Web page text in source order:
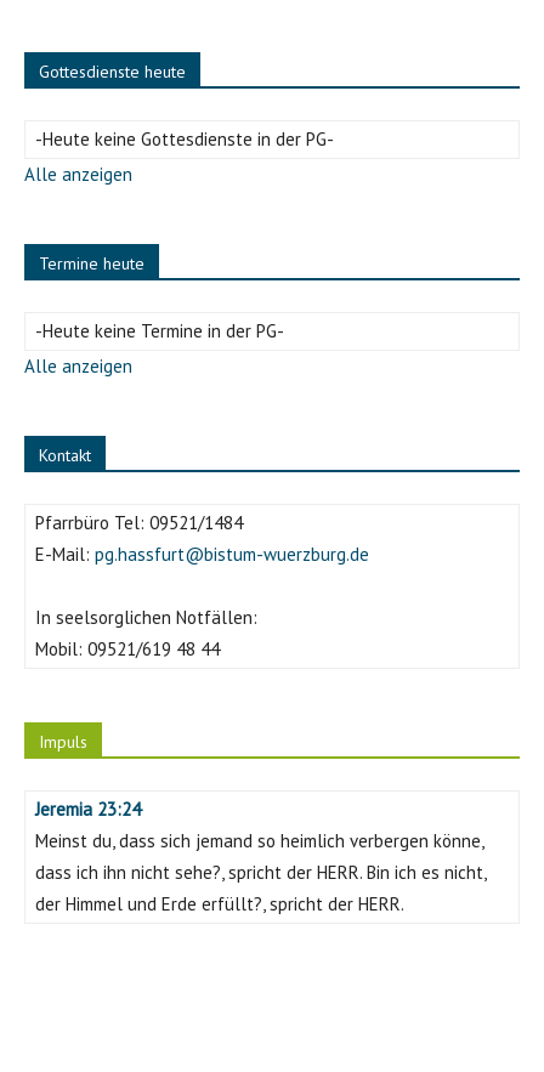
Gottesdienste heute
-Heute keine Gottesdienste in der PG-
Alle anzeigen
Termine heute
-Heute keine Termine in der PG-
Alle anzeigen
Kontakt
Pfarrbüro Tel: 09521/1484
E-Mail: pg.hassfurt@bistum-wuerzburg.de
In seelsorglichen Notfällen:
Mobil: 09521/619 48 44
Impuls
Jeremia 23:24
Meinst du, dass sich jemand so heimlich verbergen könne,
dass ich ihn nicht sehe?, spricht der HERR. Bin ich es nicht,
der Himmel und Erde erfüllt?, spricht der HERR.